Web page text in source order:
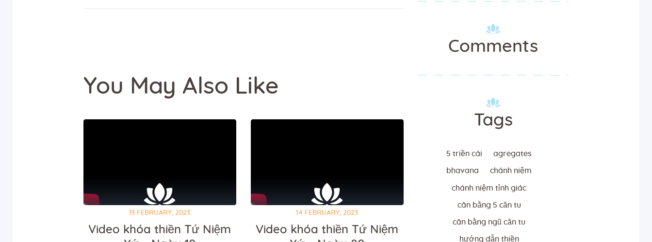
You May Also Like
13 FEBRUARY, 2023
Video khóa thiền Tứ Niệm
14 FEBRUARY, 2023
Video khóa thiền Tứ Niệm
Comments
Tags
5 triền cái agregates
bhavana chánh niệm
chánh niệm tỉnh giác
cân bằng 5 căn tu
cân bằng ngũ căn tu
hướng dẫn thiền